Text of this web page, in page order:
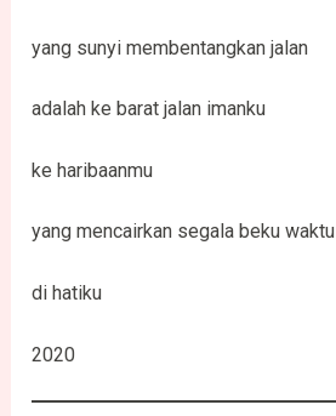
yang sunyi membentangkan jalan
adalah ke barat jalan imanku
ke haribaanmu
yang mencairkan segala beku waktu
di hatiku
2020